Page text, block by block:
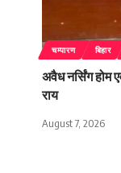
चम्पारण बिहार
अवैध नर्सिंग होम
राय
August 7, 2026